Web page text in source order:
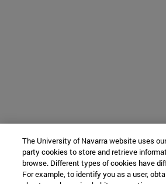
The University of Navarra website uses
party cookies to store and retrieve
browse. Different types of cookies have
For example, to identify you as a user,